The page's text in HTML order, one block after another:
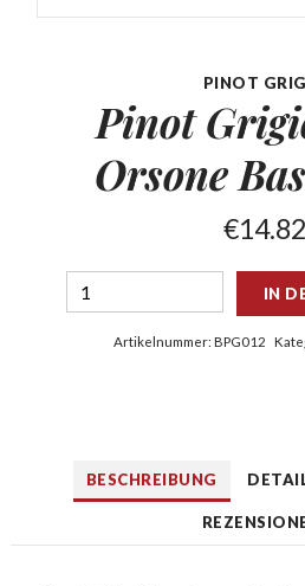
PINOT
Pinot
Orsone
€14.82
IN
Artikelnummer: BPG012
BESCHREIBUNG